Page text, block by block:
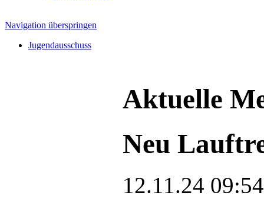
Navigation überspringen
Jugendausschuss
Aktuelle
Neu
12.11.24